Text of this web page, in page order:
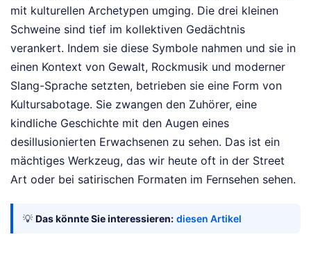
mit kulturellen Archetypen umging. Die drei kleinen
Schweine sind tief im kollektiven Gedächtnis
verankert. Indem sie diese Symbole nahmen und sie in
einen Kontext von Gewalt, Rockmusik und moderner
Slang-Sprache setzten, betrieben sie eine Form von
Kultursabotage. Sie zwangen den Zuhörer, eine
kindliche Geschichte mit den Augen eines
desillusionierten Erwachsenen zu sehen. Das ist ein
mächtiges Werkzeug, das wir heute oft in der Street
Art oder bei satirischen Formaten im Fernsehen sehen.
💡 Das könnte Sie interessieren: diesen Artikel